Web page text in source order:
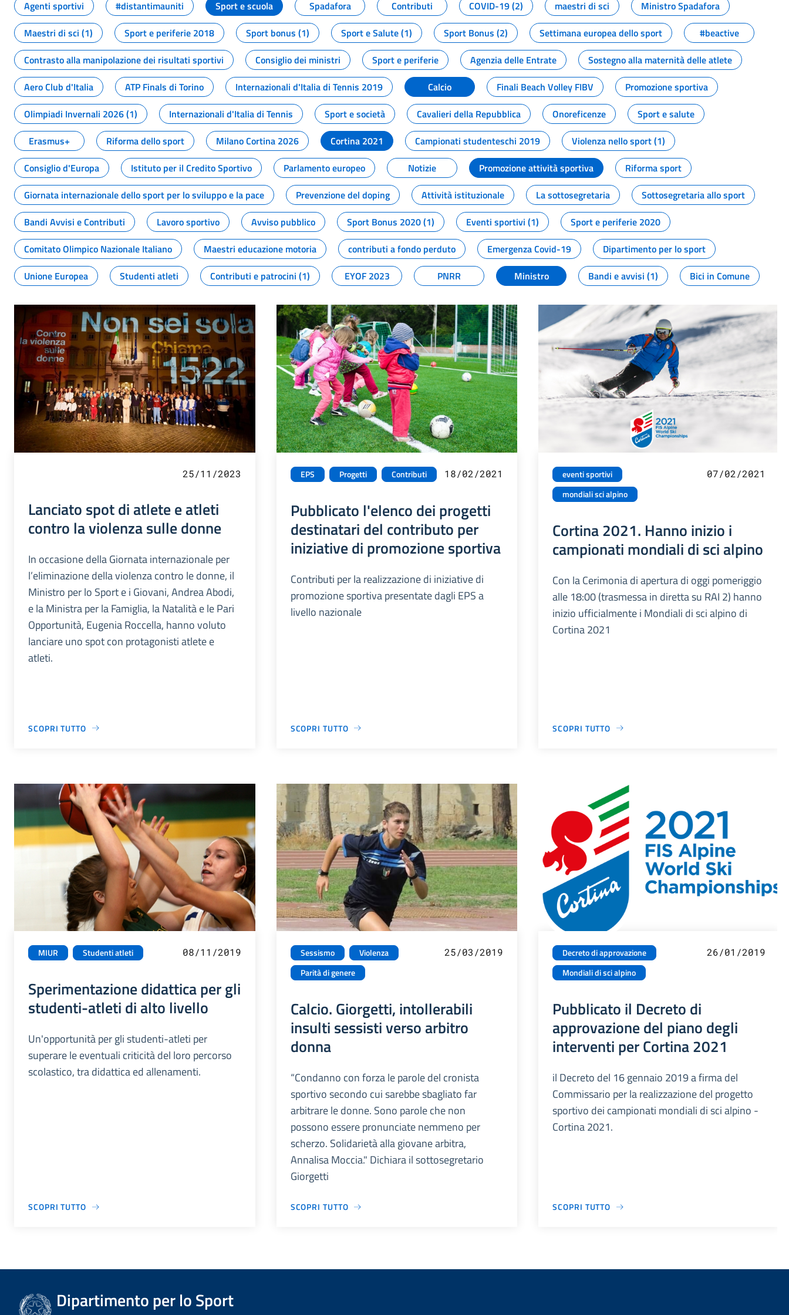
Agenti sportivi
#distantimauniti Sport e scuola Spadafora Contributi COVID-19 (2) maestri di sci
Ministro Spadafora
Maestri di sci (1)
Sport e periferie 2018 Sport bonus (1) Sport e Salute (1) Sport Bonus (2) Settimana europea dello sport
#beactive
Contrasto alla manipolazione dei risultati sportivi
Consiglio dei ministri Sport e periferie Agenzia delle Entrate
Sostegno alla maternità delle atlete
Aero Club d'Italia
ATP Finals di Torino Internazionali d'Italia di Tennis 2019 Calcio Finali Beach Volley FIBV
Promozione sportiva
Olimpiadi Invernali 2026 (1)
Internazionali d'Italia di Tennis Sport e società Cavalieri della Repubblica Onoreficenze
Sport e salute
Erasmus+
Riforma dello sport Milano Cortina 2026 Cortina 2021 Campionati studenteschi 2019
Violenza nello sport (1)
Consiglio d'Europa
Istituto per il Credito Sportivo Parlamento europeo Notizie Promozione attività sportiva
Riforma sport
Giornata internazionale dello sport per lo sviluppo e la pace
Prevenzione del doping Attività istituzionale La sottosegretaria
Sottosegretaria allo sport
Bandi Avvisi e Contributi
Lavoro sportivo Avviso pubblico Sport Bonus 2020 (1) Eventi sportivi (1)
Sport e periferie 2020
Comitato Olimpico Nazionale Italiano
Maestri educazione motoria contributi a fondo perduto Emergenza Covid-19
Dipartimento per lo sport
Unione Europea
Studenti atleti Contributi e patrocini (1) EYOF 2023 PNRR Ministro Bandi e avvisi (1) Bici in Comune
25/11/2023
Lanciato spot di atlete e atleti
contro la violenza sulle donne
In occasione della Giornata internazionale per
l’eliminazione della violenza contro le donne, il
Ministro per lo Sport e i Giovani, Andrea Abodi,
e la Ministra per la Famiglia, la Natalità e le Pari
Opportunità, Eugenia Roccella, hanno voluto
lanciare uno spot con protagonisti atlete e
atleti.
SCOPRI TUTTO
EPS Progetti Contributi 18/02/2021
Pubblicato l'elenco dei progetti
destinatari del contributo per
iniziative di promozione sportiva
Contributi per la realizzazione di iniziative di
promozione sportiva presentate dagli EPS a
livello nazionale
SCOPRI TUTTO
eventi sportivi
mondiali sci alpino
07/02/2021
Cortina 2021. Hanno inizio i
campionati mondiali di sci alpino
Con la Cerimonia di apertura di oggi pomeriggio
alle 18:00 (trasmessa in diretta su RAI 2) hanno
inizio ufficialmente i Mondiali di sci alpino di
Cortina 2021
SCOPRI TUTTO
MIUR Studenti atleti 08/11/2019
Sperimentazione didattica per gli
studenti-atleti di alto livello
Un'opportunità per gli studenti-atleti per
superare le eventuali criticità del loro percorso
scolastico, tra didattica ed allenamenti.
SCOPRI TUTTO
Sessismo
Violenza
Parità di genere
25/03/2019
Calcio. Giorgetti, intollerabili
insulti sessisti verso arbitro
donna
“Condanno con forza le parole del cronista
sportivo secondo cui sarebbe sbagliato far
arbitrare le donne. Sono parole che non
possono essere pronunciate nemmeno per
scherzo. Solidarietà alla giovane arbitra,
Annalisa Moccia." Dichiara il sottosegretario
Giorgetti
SCOPRI TUTTO
Decreto di approvazione
Mondiali di sci alpino
26/01/2019
Pubblicato il Decreto di
approvazione del piano degli
interventi per Cortina 2021
il Decreto del 16 gennaio 2019 a firma del
Commissario per la realizzazione del progetto
sportivo dei campionati mondiali di sci alpino -
Cortina 2021.
SCOPRI TUTTO
Dipartimento per lo Sport